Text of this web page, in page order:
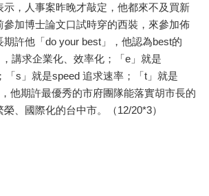
示，人事案昨晚才敲定，他都來不及買新
參加博士論文口試時穿的西裝，來參加佈
許他「do your best」，他認為best的
，講求企業化、效率化；「e」就是
「s」就是speed 追求速率；「t」就是
他期許最優秀的市府團隊能落實胡市長的
、國際化的台中市。（12/20*3）